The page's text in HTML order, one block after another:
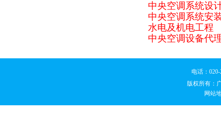
中央空调系统设
中央空调系统安
水电及机电工程
中央空调设备代
电话：
版权所有：
网站